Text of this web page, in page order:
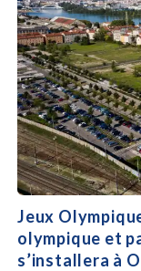
Jeux
olympique et
s’installera à